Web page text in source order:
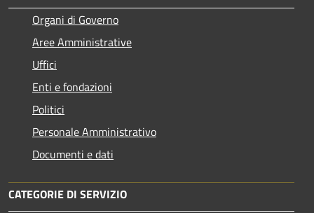
Organi di Governo
Aree Amministrative
Uffici
Enti e fondazioni
Politici
Personale Amministrativo
Documenti e dati
CATEGORIE DI SERVIZIO